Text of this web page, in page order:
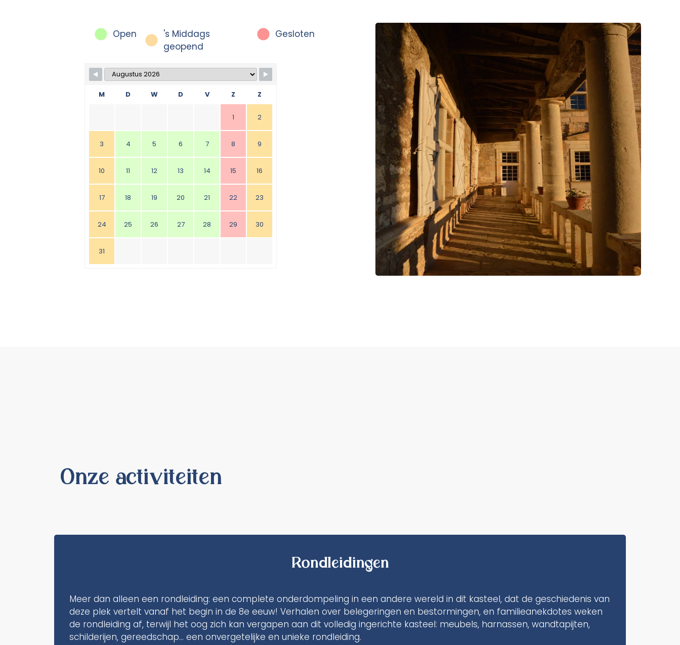
Open
's Middags
geopend
Gesloten
M D W D V Z Z
1 2
3 4 5 6 7 8 9
10 11 12 13 14 15 16
17 18 19 20 21 22 23
24 25 26 27 28 29 30
31
Onze activiteiten
Rondleidingen
Meer dan alleen een rondleiding: een complete onderdompeling in een andere wereld in dit kasteel, dat de geschiedenis van
deze plek vertelt vanaf het begin in de 8e eeuw! Verhalen over belegeringen en bestormingen, en familieanekdotes weken
de rondleiding af, terwijl het oog zich kan vergapen aan dit volledig ingerichte kasteel: meubels, harnassen, wandtapijten,
schilderijen, gereedschap… een onvergetelijke en unieke rondleiding.